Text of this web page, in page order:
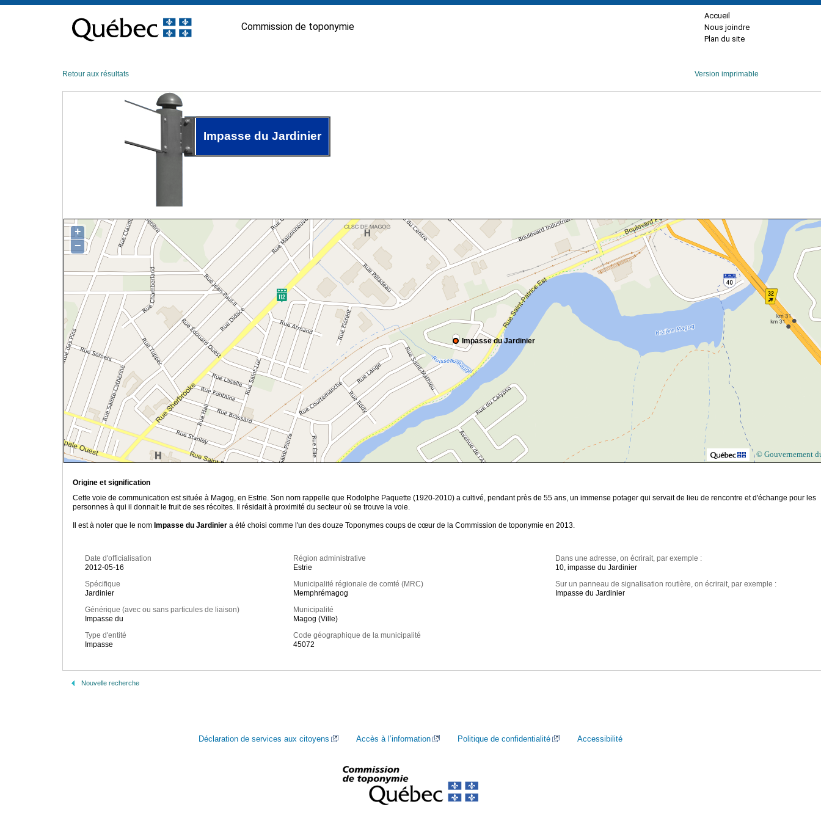
contenu
Commission de toponymie
Accueil
Nous joindre
Plan du site
Retour aux résultats Version imprimable
Impasse du Jardinier
Impasse du Jardinier
+
−
© Gouvernement
Origine et signification
Cette voie de communication est située à Magog, en Estrie. Son nom rappelle que Rodolphe Paquette (1920-2010) a cultivé, pendant près de 55 ans, un immense potager qui servait de lieu de rencontre et d'échange pour les
personnes à qui il donnait le fruit de ses récoltes. Il résidait à proximité du secteur où se trouve la voie.
Il est à noter que le nom Impasse du Jardinier a été choisi comme l'un des douze Toponymes coups de cœur de la Commission de toponymie en 2013.
Date d'officialisation
2012-05-16
Spécifique
Jardinier
Générique (avec ou sans particules de liaison)
Impasse du
Type d'entité
Impasse
Région administrative
Estrie
Municipalité régionale de comté (MRC)
Memphrémagog
Municipalité
Magog (Ville)
Code géographique de la municipalité
45072
Dans une adresse, on écrirait, par exemple :
10, impasse du Jardinier
Sur un panneau de signalisation routière, on écrirait, par exemple :
Impasse du Jardinier
Nouvelle recherche
Déclaration de services aux citoyens Accès à l’information Politique de confidentialité Accessibilité